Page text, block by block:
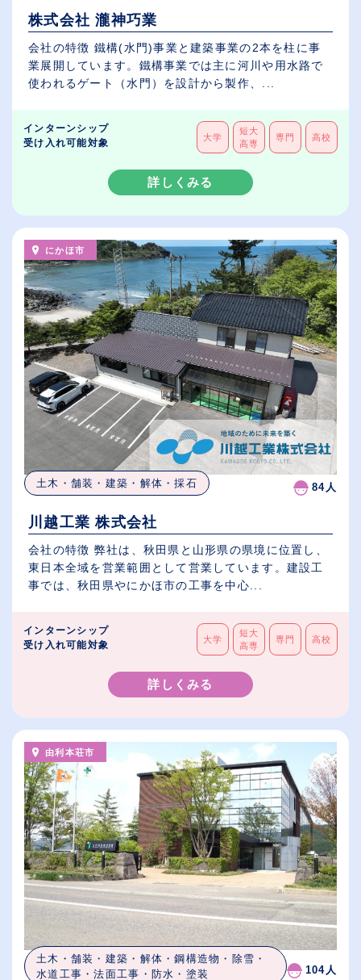
株式会社 瀧神巧業
会社の特徴 鐵構(水門)事業と建築事業の2本を柱に事
業展開しています。鐵構事業では主に河川や用水路で
使われるゲート（水門）を設計から製作、...
インターンシップ
受け入れ可能対象
大学
短大
高専
専門 高校
詳しくみる
にかほ市
土木・舗装・建築・解体・採石 84人
川越工業 株式会社
会社の特徴 弊社は、秋田県と山形県の県境に位置し、
東日本全域を営業範囲として営業しています。建設工
事では、秋田県やにかほ市の工事を中心...
インターンシップ
受け入れ可能対象
大学
短大
高専
専門 高校
詳しくみる
由利本荘市
土木・舗装・建築・解体・鋼構造物・除雪・
水道工事・法面工事・防水・塗装
104人